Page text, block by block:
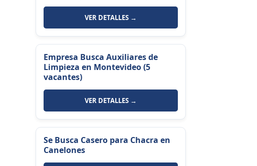
VER DETALLES →
Empresa Busca Auxiliares de
Limpieza en Montevideo (5
vacantes)
VER DETALLES →
Se Busca Casero para Chacra en
Canelones